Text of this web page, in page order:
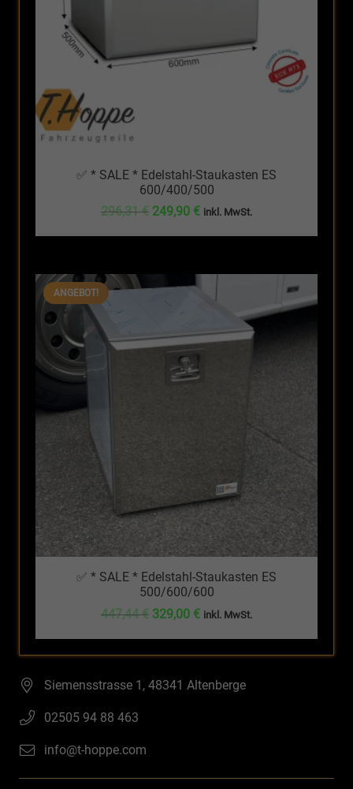
✅ * SALE * Edelstahl-Staukasten ES
600/400/500
296,31€ Ursprünglicher
Preis
296,31 €
249,90 €Aktueller
Preis
249,90 €.
inkl. MwSt.
ANGEBOT!
✅ * SALE * Edelstahl-Staukasten ES
500/600/600
447,44€ Ursprünglicher
Preis
war:
447,44 €
329,00 €Aktueller
Preis
ist:
329,00 €.
inkl. MwSt.
Siemensstrasse 1, 48341 Altenberge
02505 94 88 463
info@t-hoppe.com